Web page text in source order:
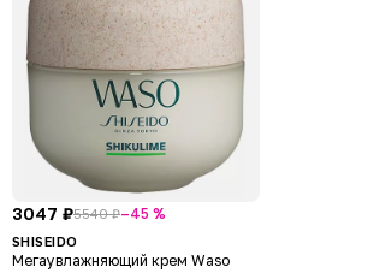
3047 ₽5540 ₽–45 %
SHISEIDO
Мегаувлажняющий крем Waso